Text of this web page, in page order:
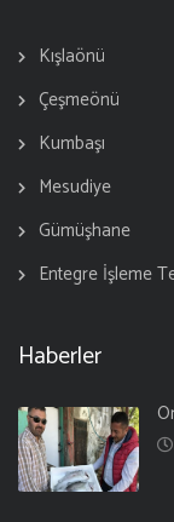
Kışlaönü
Çeşmeönü
Kumbaşı
Mesudiye
Gümüşhane
Entegre İşleme
Haberler